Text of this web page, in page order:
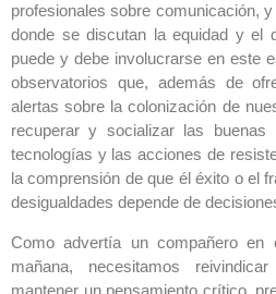
profesionales sobre comunicación,
donde se discutan la equidad y el
puede y debe involucrarse en este
observatorios que, además de
alertas sobre la colonización de
recuperar y socializar las
tecnologías y las acciones de
la comprensión de que él éxito o el
desigualdades depende de
Como advertía un compañero
mañana, necesitamos
mantener un pensamiento crítico,